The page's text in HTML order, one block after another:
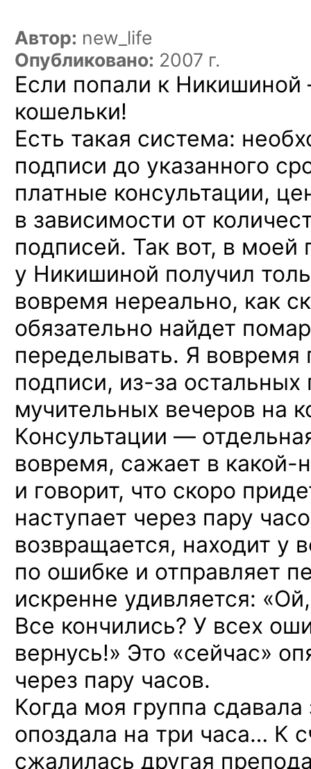
Автор: new_life
Опубликовано: 2007 г.
Если попали к
кошельки!
Есть такая система:
подписи до указанного
платные консультации,
в зависимости от
подписей. Так вот, в моей
у Никишиной получил
вовремя нереально, как
обязательно найдет
переделывать. Я вовремя
подписи, из-за остальных
мучительных вечеров на
Консультации —
вовремя, сажает в какой-
и говорит, что скоро
наступает через пару
возвращается, находит у
по ошибке и отправляет
искренне удивляется:
Все кончились? У всех
вернусь!» Это «сейчас»
через пару часов.
Когда моя группа сдавала
опоздала на три часа… К
сжалилась другая